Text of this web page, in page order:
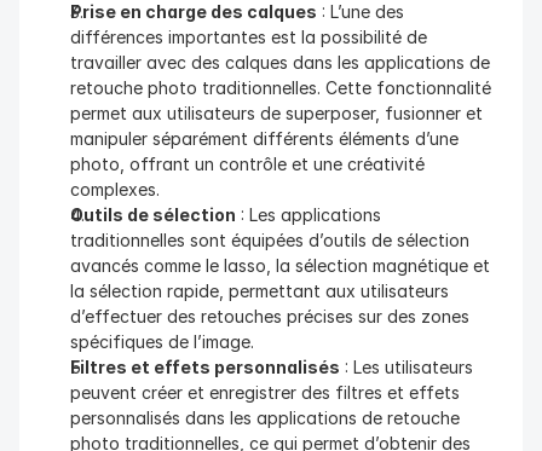
Prise en charge des calques : L’une des
différences importantes est la possibilité de
travailler avec des calques dans les applications de
retouche photo traditionnelles. Cette fonctionnalité
permet aux utilisateurs de superposer, fusionner et
manipuler séparément différents éléments d’une
photo, offrant un contrôle et une créativité
complexes.
Outils de sélection : Les applications
traditionnelles sont équipées d’outils de sélection
avancés comme le lasso, la sélection magnétique et
la sélection rapide, permettant aux utilisateurs
d’effectuer des retouches précises sur des zones
spécifiques de l’image.
Filtres et effets personnalisés : Les utilisateurs
peuvent créer et enregistrer des filtres et effets
personnalisés dans les applications de retouche
photo traditionnelles, ce qui permet d’obtenir des